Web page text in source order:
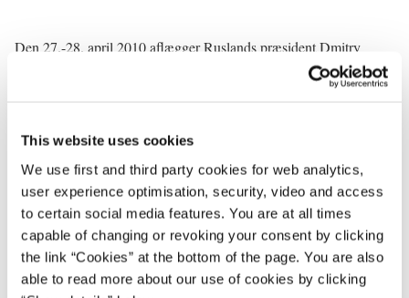
This website uses cookies
We use first and third party cookies for web analytics,
user experience optimisation, security, video and access
to certain social media features. You are at all times
capable of changing or revoking your consent by clicking
the link “Cookies” at the bottom of the page. You are also
able to read more about our use of cookies by clicking
Den 27.-28. april 2010 aflægger Ruslands præsident Dmitry
Medvedev og fru Svetlana Medvedeva statsbesøg i Danmark.
Statsminister Lars Løkke Rasmussen har politiske samtaler med
vil være fortsat udbygning af det bilaterale forhold og Ruslands og
Danmarks fælles udfordringer på den udenrigspolitiske scene.
Statsminister Lars Løkke Rasmussen og fru Sólrun Løkke
Rasmussen vil være værter ved regeringens frokost den 28. april
2010 til ære for præsident Medvedev og fru Medvedeva.